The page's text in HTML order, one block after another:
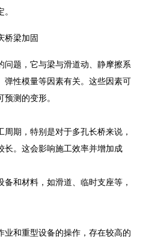
题，它与梁与滑道动、静摩擦系
弹性模量等因素有关。这些因素可
测的变形。
期，特别是对于多孔长桥来说，
长。这会影响施工效率并增加成
和材料，如滑道、临时支座等，
和重型设备的操作，存在较高的